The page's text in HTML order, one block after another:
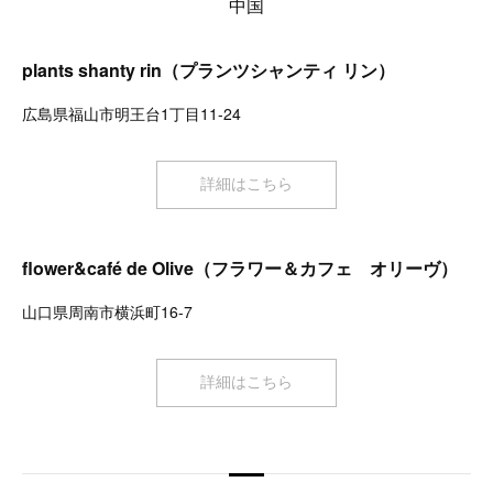
中国
plants shanty rin（プランツシャンティ リン）
広島県福山市明王台1丁目11-24
詳細はこちら
flower&café de Olive（フラワー＆カフェ オリーヴ）
山口県周南市横浜町16-7
詳細はこちら